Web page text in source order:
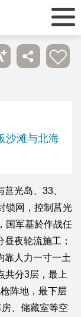
沙滩与北海
光岛、33、
锁网，控制莒光
国军基於作战任
夜轮流施工；
靠人力一寸一土
共分3层，最上
阵地，最下层
、储藏室等空